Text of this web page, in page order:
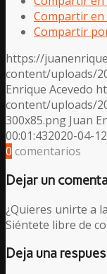
Compartir en
Compartir
https://
content/uploads/
Enrique Acevedo
content/uploads/
300x85.png Juan
00:01:432020-04-
0 comentarios
Dejar un
¿Quieres unirte a
Siéntete libre de
Deja una